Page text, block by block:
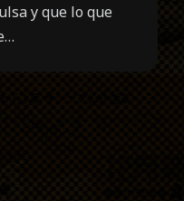
y que lo que